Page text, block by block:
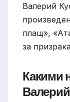
Валерий
плащ»,
за
Какими